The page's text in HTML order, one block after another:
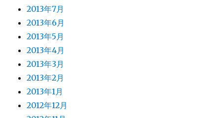
2013年7月
2013年6月
2013年5月
2013年4月
2013年3月
2013年2月
2013年1月
2012年12月